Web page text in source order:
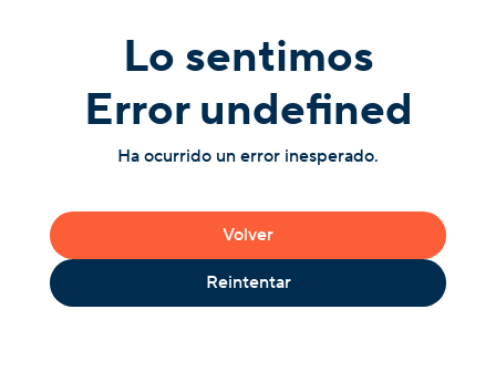
Lo sentimos
Error undefined
Ha ocurrido un error inesperado.
Volver
Reintentar